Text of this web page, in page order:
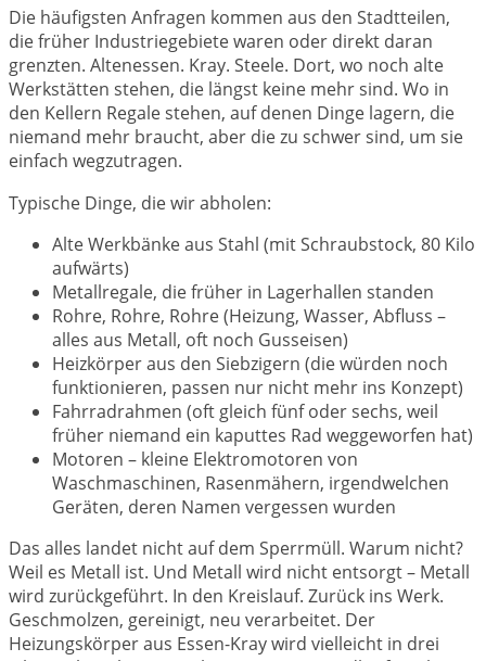
Die häufigsten Anfragen kommen aus den Stadtteilen,
die früher Industriegebiete waren oder direkt daran
grenzten. Altenessen. Kray. Steele. Dort, wo noch alte
Werkstätten stehen, die längst keine mehr sind. Wo in
den Kellern Regale stehen, auf denen Dinge lagern, die
niemand mehr braucht, aber die zu schwer sind, um sie
einfach wegzutragen.
Typische Dinge, die wir abholen:
Alte Werkbänke aus Stahl (mit Schraubstock, 80 Kilo
aufwärts)
Metallregale, die früher in Lagerhallen standen
Rohre, Rohre, Rohre (Heizung, Wasser, Abfluss –
alles aus Metall, oft noch Gusseisen)
Heizkörper aus den Siebzigern (die würden noch
funktionieren, passen nur nicht mehr ins Konzept)
Fahrradrahmen (oft gleich fünf oder sechs, weil
früher niemand ein kaputtes Rad weggeworfen hat)
Motoren – kleine Elektromotoren von
Waschmaschinen, Rasenmähern, irgendwelchen
Geräten, deren Namen vergessen wurden
Das alles landet nicht auf dem Sperrmüll. Warum nicht?
Weil es Metall ist. Und Metall wird nicht entsorgt – Metall
wird zurückgeführt. In den Kreislauf. Zurück ins Werk.
Geschmolzen, gereinigt, neu verarbeitet. Der
Heizungskörper aus Essen-Kray wird vielleicht in drei